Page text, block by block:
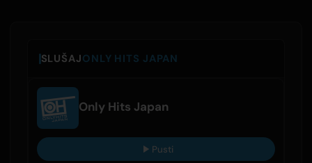
SLUŠAJONLY HITS JAPAN
Only Hits Japan
Pusti